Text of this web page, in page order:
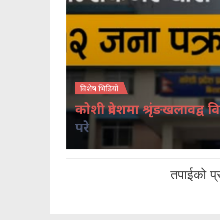
विशेष भिडियो
कोशी प्रदेशमा श्रृंङखलावद्व
परे
तपाईको